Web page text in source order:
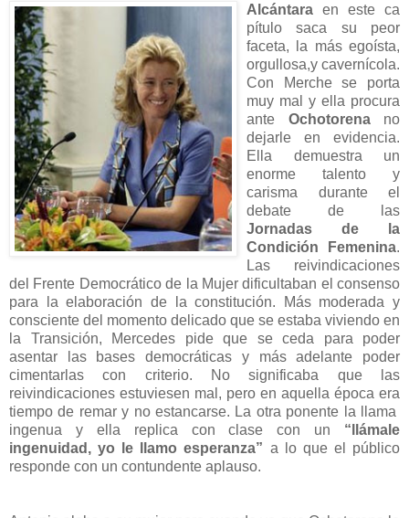
Alcántara en este ca
pítulo saca su peor
faceta, la más egoísta,
orgullosa,y cavernícola.
Con Merche se porta
muy mal y ella procura
ante Ochotorenano
dejarle en evidencia.
Ella demuestra un
enorme talento y
carisma durante el
debate de las
Jornadas de la
Condición Femenina.
Las reivindicaciones
del Frente Democrático de la Mujer dificultaban el consenso
para la elaboración de la constitución. Más moderada y
consciente del momento delicado que se estaba viviendo en
la Transición, Mercedes pide que se ceda para poder
asentar las bases democráticas y más adelante poder
cimentarlas con criterio. No significaba que las
reivindicaciones estuviesen mal, pero en aquella época era
tiempo de remar y no estancarse. La otra ponente la llama
ingenua y ella replica con clase con un “llámale
ingenuidad, yo le llamo esperanza” a lo que el público
responde con un contundente aplauso.